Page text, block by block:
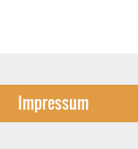
Impressum